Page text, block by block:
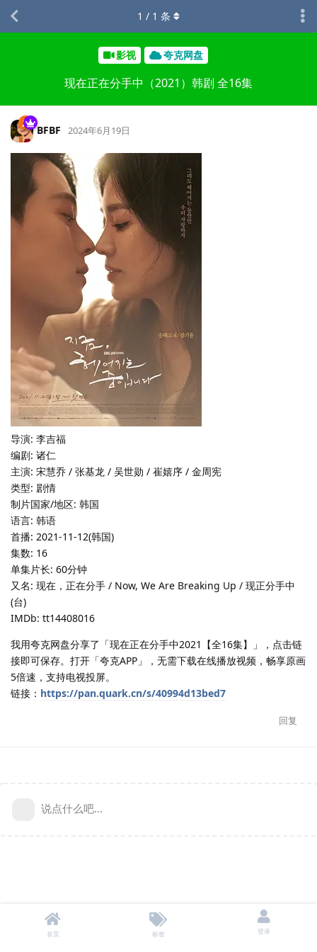
影视 夸克网盘
现在正在分手中（2021）韩剧 全16集
1 / 1 条
BFBF 2024年6月19日
导演: 李吉福
编剧: 诸仁
主演: 宋慧乔 / 张基龙 / 吴世勋 / 崔嬉序 / 金周宪
类型: 剧情
制片国家/地区: 韩国
语言: 韩语
首播: 2021-11-12(韩国)
集数: 16
单集片长: 60分钟
又名: 现在，正在分手 / Now, We Are Breaking Up / 现正分手中
(台)
IMDb: tt14408016
我用夸克网盘分享了「现在正在分手中2021【全16集】」，点击链
接即可保存。打开「夸克APP」，无需下载在线播放视频，畅享原画
5倍速，支持电视投屏。
链接： https://pan.quark.cn/s/40994d13bed7
回复
说点什么吧...
首页 标签 登录